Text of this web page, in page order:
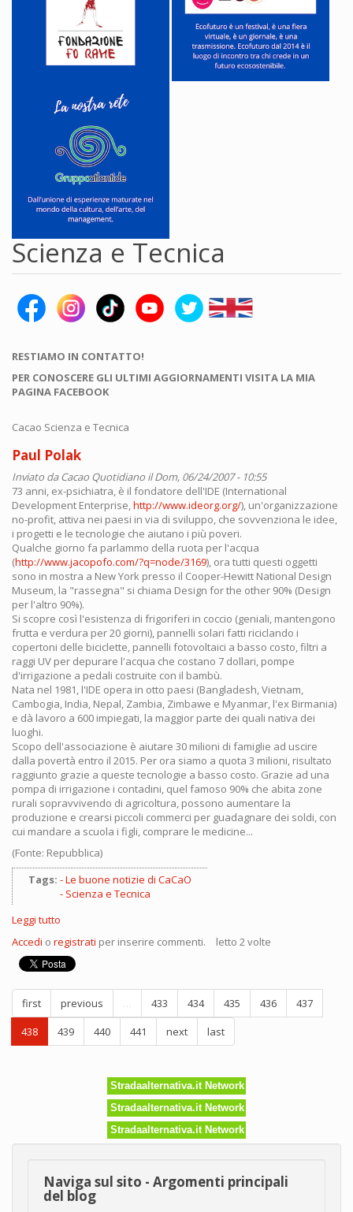
Scienza e Tecnica
RESTIAMO IN CONTATTO!
PER CONOSCERE GLI ULTIMI AGGIORNAMENTI VISITA LA MIA
PAGINA FACEBOOK
Cacao Scienza e Tecnica
Paul Polak
Inviato daCacao Quotidiano il Dom, 06/24/2007 - 10:55
73 anni, ex-psichiatra, è il fondatore dell'IDE (International
Development Enterprise,http://www.ideorg.org/), un'organizzazione
no-profit, attiva nei paesi in via di sviluppo, che sovvenziona le idee,
i progetti e le tecnologie che aiutano i più poveri.
Qualche giorno fa parlammo della ruota per l'acqua
(http://www.jacopofo.com/?q=node/3169), ora tutti questi oggetti
sono in mostra a New York presso il Cooper-Hewitt National Design
Museum, la "rassegna" si chiama Design for the other 90% (Design
per l'altro 90%).
Si scopre così l'esistenza di frigoriferi in coccio (geniali, mantengono
frutta e verdura per 20 giorni), pannelli solari fatti riciclando i
copertoni delle biciclette, pannelli fotovoltaici a basso costo, filtri a
raggi UV per depurare l'acqua che costano 7 dollari, pompe
d'irrigazione a pedali costruite con il bambù.
Nata nel 1981, l'IDE opera in otto paesi (Bangladesh, Vietnam,
Cambogia, India, Nepal, Zambia, Zimbawe e Myanmar, l'ex Birmania)
e dà lavoro a 600 impiegati, la maggior parte dei quali nativa dei
luoghi.
Scopo dell'associazione è aiutare 30 milioni di famiglie ad uscire
dalla povertà entro il 2015. Per ora siamo a quota 3 milioni, risultato
raggiunto grazie a queste tecnologie a basso costo. Grazie ad una
pompa di irrigazione i contadini, quel famoso 90% che abita zone
rurali sopravvivendo di agricoltura, possono aumentare la
produzione e crearsi piccoli commerci per guadagnare dei soldi, con
cui mandare a scuola i figli, comprare le medicine...
(Fonte: Repubblica)
Tags:
Le buone notizie di CaCaO
Scienza e Tecnica
Leggi tutto
Polak
Accedi o registrati per inserire commenti. letto 2 volte
first previous … 433 434 435 436
437
438
439 440 441 next last
Stradaalternativa.it Network
Stradaalternativa.it Network
Stradaalternativa.it Network
Naviga sul sito - Argomenti principali
del blog